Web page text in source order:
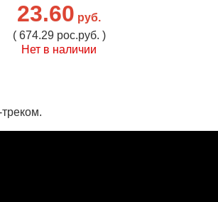
23.60 руб.
( 674.29 рос.руб. )
Нет в наличии